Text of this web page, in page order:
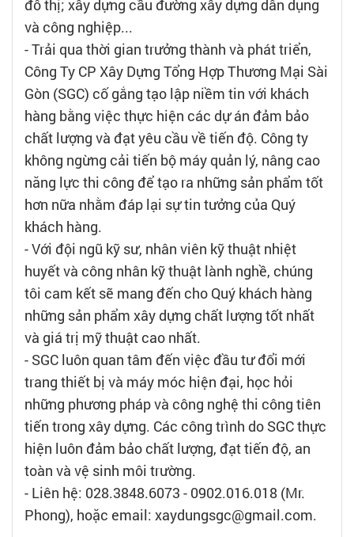
đô thị; xây dựng cầu đường xây dựng dân dụng
và công nghiệp...
- Trải qua thời gian trưởng thành và phát triển,
Công Ty CP Xây Dựng Tổng Hợp Thương Mại Sài
Gòn (SGC) cố gắng tạo lập niềm tin với khách
hàng bằng việc thực hiện các dự án đảm bảo
chất lượng và đạt yêu cầu về tiến độ. Công ty
không ngừng cải tiến bộ máy quản lý, nâng cao
năng lực thi công để tạo ra những sản phẩm tốt
hơn nữa nhằm đáp lại sự tin tưởng của Quý
khách hàng.
- Với đội ngũ kỹ sư, nhân viên kỹ thuật nhiệt
huyết và công nhân kỹ thuật lành nghề, chúng
tôi cam kết sẽ mang đến cho Quý khách hàng
những sản phẩm xây dựng chất lượng tốt nhất
và giá trị mỹ thuật cao nhất.
- SGC luôn quan tâm đến việc đầu tư đổi mới
trang thiết bị và máy móc hiện đại, học hỏi
những phương pháp và công nghệ thi công tiên
tiến trong xây dựng. Các công trình do SGC thực
hiện luôn đảm bảo chất lượng, đạt tiến độ, an
toàn và vệ sinh môi trường.
- Liên hệ: 028.3848.6073 - 0902.016.018 (Mr.
Phong), hoặc email: xaydungsgc@gmail.com.